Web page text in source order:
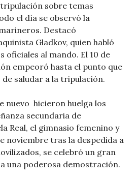
sobre temas
el día se observó la
Destacó
Gladkov, quien habló
oficiales al mando. El 10 de
empeoró hasta el punto que
saludar a la tripulación.
nuevo hicieron huelga los
secundaria de
Real, el gimnasio femenino y
noviembre tras la despedida a
se celebró un gran
una poderosa demostración.